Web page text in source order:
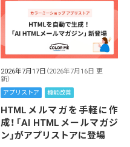
2026年7月17日 （2026年7月16日 更
新）
アプリストア 機能改善
HTMLメルマガを手軽に作
成！「AI HTMLメールマガジ
ン」がアプリストアに登場